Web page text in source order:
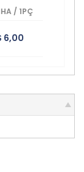
/ 1PÇ
6,00